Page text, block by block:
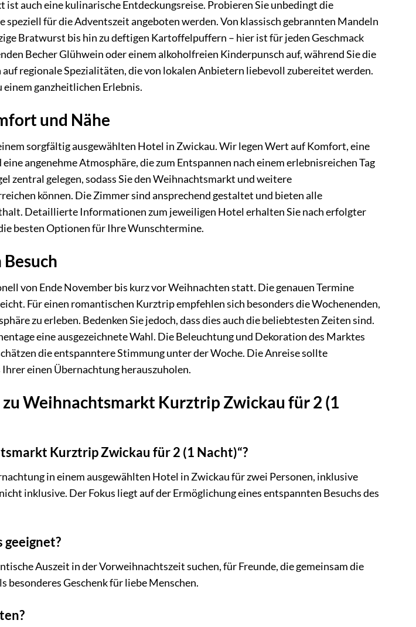
auch eine kulinarische Entdeckungsreise. Probieren Sie unbedingt die
speziell für die Adventszeit angeboten werden. Von klassisch gebrannten Mandeln
Bratwurst bis hin zu deftigen Kartoffelpuffern – hier ist für jeden Geschmack
Becher Glühwein oder einem alkoholfreien Kinderpunsch auf, während Sie die
regionale Spezialitäten, die von lokalen Anbietern liebevoll zubereitet werden.
ganzheitlichen Erlebnis.
und Nähe
sorgfältig ausgewählten Hotel in Zwickau. Wir legen Wert auf Komfort, eine
angenehme Atmosphäre, die zum Entspannen nach einem erlebnisreichen Tag
zentral gelegen, sodass Sie den Weihnachtsmarkt und weitere
können. Die Zimmer sind ansprechend gestaltet und bieten alle
Detaillierte Informationen zum jeweiligen Hotel erhalten Sie nach erfolgter
besten Optionen für Ihre Wunschtermine.
von Ende November bis kurz vor Weihnachten statt. Die genauen Termine
Für einen romantischen Kurztrip empfehlen sich besonders die Wochenenden,
zu erleben. Bedenken Sie jedoch, dass dies auch die beliebtesten Zeiten sind.
eine ausgezeichnete Wahl. Die Beleuchtung und Dekoration des Marktes
die entspanntere Stimmung unter der Woche. Die Anreise sollte
einen Übernachtung herauszuholen.
zu Weihnachtsmarkt Kurztrip Zwickau für 2 (1
Kurztrip Zwickau für 2 (1 Nacht)“?
in einem ausgewählten Hotel in Zwickau für zwei Personen, inklusive
inklusive. Der Fokus liegt auf der Ermöglichung eines entspannten Besuchs des
geeignet?
Auszeit in der Vorweihnachtszeit suchen, für Freunde, die gemeinsam die
besonderes Geschenk für liebe Menschen.